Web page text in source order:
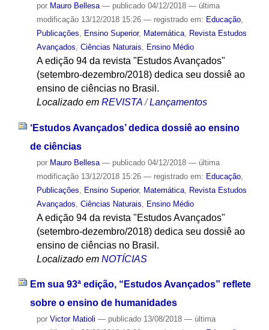
por Mauro Bellesa — publicado04/12/2018 — última
modificação13/12/2018 15:26 — registrado em: Educação,
Publicações
Ensino Superior, Matemática,
Revista Estudos
Avançados Ciências Naturais Ensino Médio
A edição 94 da revista "Estudos Avançados"
(setembro-dezembro/2018) dedica seu dossiê ao
ensino de ciências no Brasil.
Localizado em REVISTA /Lançamentos
‘Estudos Avançados’ dedica dossiê ao ensino
de ciências
por Mauro Bellesa — publicado04/12/2018 — última
modificação13/12/2018 15:26 — registrado em: Educação,
Publicações
Ensino Superior, Matemática, Revista Estudos
Avançados Ciências Naturais Ensino Médio
A edição 94 da revista "Estudos Avançados"
(setembro-dezembro/2018) dedica seu dossiê ao
ensino de ciências no Brasil.
Localizado em NOTÍCIAS
Em sua 93ª edição, “Estudos Avançados” reflete
sobre o ensino de humanidades
por Victor Matioli — publicado13/08/2018 — última